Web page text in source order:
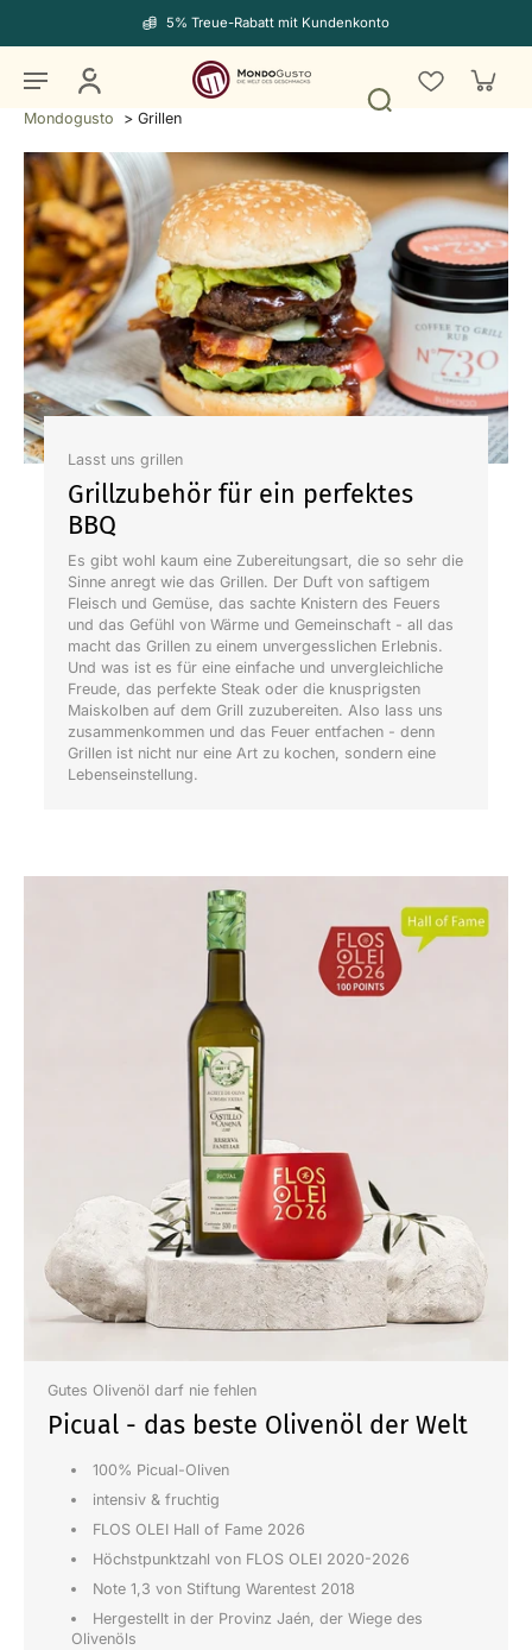
5% Treue-Rabatt mit Kundenkonto
Mondogusto > Grillen
Lasst uns grillen
Grillzubehör für ein perfektes
BBQ
Es gibt wohl kaum eine Zubereitungsart, die so sehr die
Sinne anregt wie das Grillen. Der Duft von saftigem
Fleisch und Gemüse, das sachte Knistern des Feuers
und das Gefühl von Wärme und Gemeinschaft - all das
macht das Grillen zu einem unvergesslichen Erlebnis.
Und was ist es für eine einfache und unvergleichliche
Freude, das perfekte Steak oder die knusprigsten
Maiskolben auf dem Grill zuzubereiten. Also lass uns
zusammenkommen und das Feuer entfachen - denn
Grillen ist nicht nur eine Art zu kochen, sondern eine
Lebenseinstellung.
Gutes Olivenöl darf nie fehlen
Picual - das beste Olivenöl der Welt
100% Picual-Oliven
intensiv & fruchtig
FLOS OLEI Hall of Fame 2026
Höchstpunktzahl von FLOS OLEI 2020-2026
Note 1,3 von Stiftung Warentest 2018
Hergestellt in der Provinz Jaén, der Wiege des
Olivenöls